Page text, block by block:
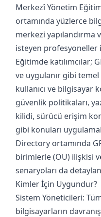
Merkezî Yönetim
ortamında yüzlerce
merkezi
isteyen profesyoneller
Eğitimde katılımcılar;
ve uygulanır gibi
kullanıcı ve bilgisayar
güvenlik politikaları,
kilidi, sürücü erişim
gibi konuları
Directory ortamında
birimlerle (OU) ilişkisi
senaryoları da
Kimler İçin Uygundur?
Sistem Yöneticileri:
bilgisayarların